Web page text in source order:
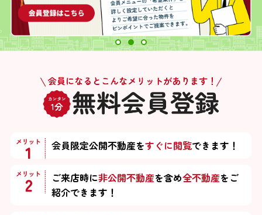
会員限定公開不動産をすぐに閲覧できます！
ご来店時に非公開不動産を含め全不動産をご
紹介できます！